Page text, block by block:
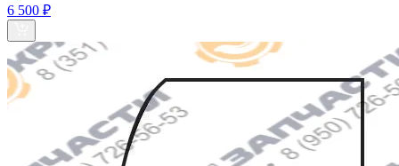
6 500 ₽